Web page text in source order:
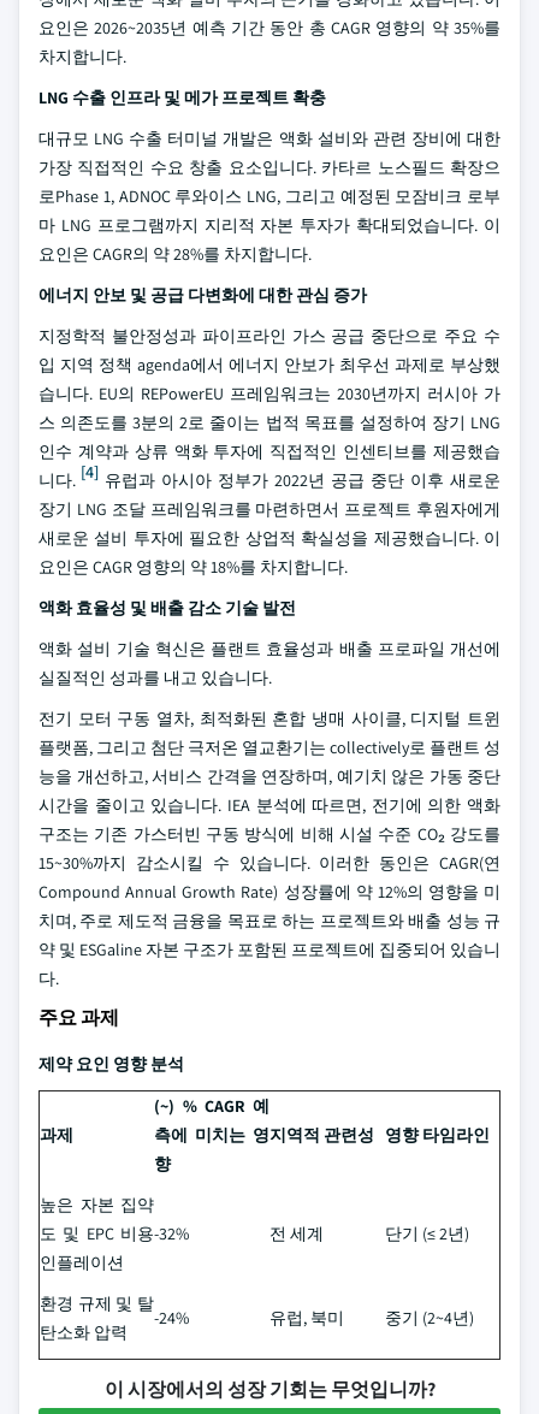
요인은 2026~2035년 예측 기간 동안 총 CAGR 영향의 약 35%를
차지합니다.
LNG 수출 인프라 및 메가 프로젝트 확충
대규모 LNG 수출 터미널 개발은 액화 설비와 관련 장비에 대한
가장 직접적인 수요 창출 요소입니다. 카타르 노스필드 확장으
로Phase 1, ADNOC 루와이스 LNG, 그리고 예정된 모잠비크 로부
마 LNG 프로그램까지 지리적 자본 투자가 확대되었습니다. 이
요인은 CAGR의 약 28%를 차지합니다.
에너지 안보 및 공급 다변화에 대한 관심 증가
지정학적 불안정성과 파이프라인 가스 공급 중단으로 주요 수
입 지역 정책 agenda에서 에너지 안보가 최우선 과제로 부상했
습니다. EU의 REPowerEU 프레임워크는 2030년까지 러시아 가
스 의존도를 3분의 2로 줄이는 법적 목표를 설정하여 장기 LNG
인수 계약과 상류 액화 투자에 직접적인 인센티브를 제공했습
니다. [4] 유럽과 아시아 정부가 2022년 공급 중단 이후 새로운
장기 LNG 조달 프레임워크를 마련하면서 프로젝트 후원자에게
새로운 설비 투자에 필요한 상업적 확실성을 제공했습니다. 이
요인은 CAGR 영향의 약 18%를 차지합니다.
액화 효율성 및 배출 감소 기술 발전
액화 설비 기술 혁신은 플랜트 효율성과 배출 프로파일 개선에
실질적인 성과를 내고 있습니다.
전기 모터 구동 열차, 최적화된 혼합 냉매 사이클, 디지털 트윈
플랫폼, 그리고 첨단 극저온 열교환기는 collectively로 플랜트 성
능을 개선하고, 서비스 간격을 연장하며, 예기치 않은 가동 중단
시간을 줄이고 있습니다. IEA 분석에 따르면, 전기에 의한 액화
구조는 기존 가스터빈 구동 방식에 비해 시설 수준 CO₂ 강도를
15~30%까지 감소시킬 수 있습니다. 이러한 동인은 CAGR(연
Compound Annual Growth Rate) 성장률에 약 12%의 영향을 미
치며, 주로 제도적 금융을 목표로 하는 프로젝트와 배출 성능 규
약 및 ESGaline 자본 구조가 포함된 프로젝트에 집중되어 있습니
다.
주요 과제
제약 요인 영향 분석
과제
(~) % CAGR 예
측에 미치는 영
향
지역적 관련성 영향 타임라인
높은 자본 집약
도 및 EPC 비용
인플레이션
-32% 전 세계 단기 (≤ 2년)
환경 규제 및 탈
탄소화 압력
-24% 유럽, 북미 중기 (2~4년)
이 시장에서의 성장 기회는 무엇입니까?